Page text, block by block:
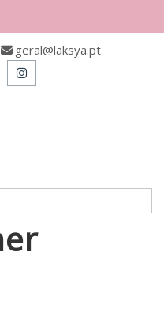
geral@laksya.pt